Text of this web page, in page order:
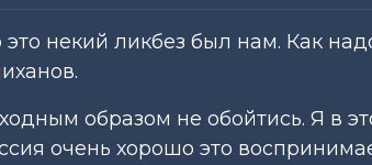
некий ликбез был нам. Как
образом не обойтись. Я в
очень хорошо это